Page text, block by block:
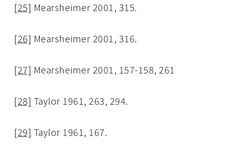
[25] Mearsheimer 2001, 315.
[26] Mearsheimer 2001, 316.
[27] Mearsheimer 2001, 157-158, 261
[28] Taylor 1961, 263, 294.
[29] Taylor 1961, 167.